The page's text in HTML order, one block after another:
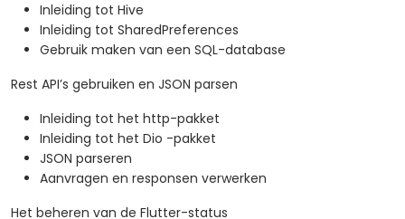
Inleiding tot Hive
Inleiding tot SharedPreferences
Gebruik maken van een SQL-database
Rest API’s gebruiken en JSON parsen
Inleiding tot het http-pakket
Inleiding tot het Dio -pakket
JSON parseren
Aanvragen en responsen verwerken
Het beheren van de Flutter-status